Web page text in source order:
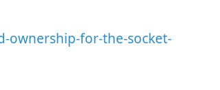
ownership-for-the-socket-